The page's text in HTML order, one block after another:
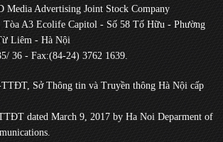
Media Advertising Joint Stock Company
Tòa A3 Ecolife Capitol - Số 58 Tố Hữu - Phường
Liêm - Hà Nội
36 - Fax:(84-24) 3762 1639.
TTĐT, Sở Thông tin và Truyền thông Hà Nội cấp
dated March 9, 2017 by Ha Noi Deparment of